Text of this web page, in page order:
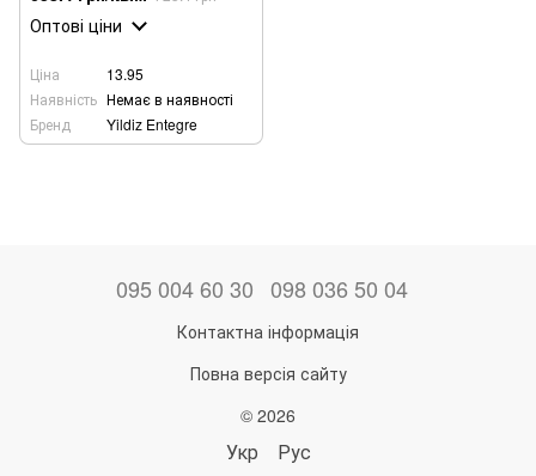
Оптові ціни
Ціна
13.95
Наявність Немає в наявності
Бренд
Yildiz Entegre
095 004 60 30 098 036 50 04
Контактна інформація
Повна версія сайту
© 2026
Укр Рус